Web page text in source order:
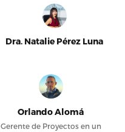
Dra. Natalie Pérez Luna
Orlando Alomá
Gerente de Proyectos en un